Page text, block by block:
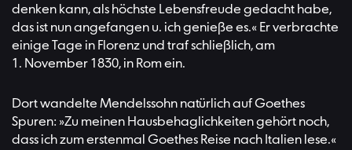
denken kann, als höchste Lebensfreude gedacht habe,
das ist nun angefangen u. ich genieße es.« Er verbrachte
einige Tage in Florenz und traf schließlich, am
1. November 1830, in Rom ein.
Dort wandelte Mendelssohn natürlich auf Goethes
Spuren: »Zu meinen Hausbehaglichkeiten gehört noch,
dass ich zum erstenmal Goethes Reise nach Italien lese.«